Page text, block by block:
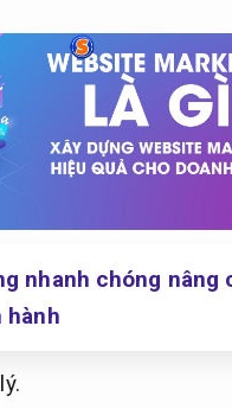
nhanh chóng nâng
hành